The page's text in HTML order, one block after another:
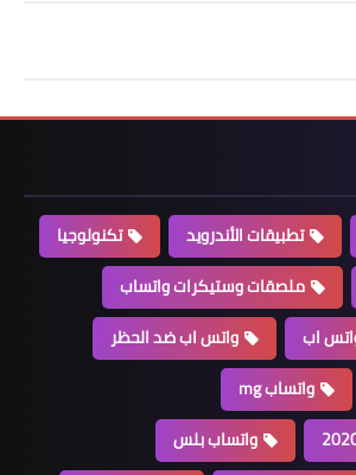
تطبيقات الأندرويد
تكنولوجيا
ملصقات وستيكرات واتساب
اب
واتس اب ضد الحظر
واتساب mg
واتساب بلس